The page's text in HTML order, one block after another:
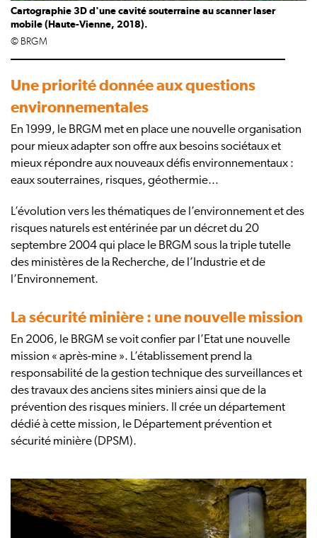
Cartographie 3D d'une cavité souterraine au scanner laser
mobile (Haute-Vienne, 2018).
© BRGM
Une priorité donnée aux questions
environnementales
En 1999, le BRGM met en place une nouvelle organisation
pour mieux adapter son offre aux besoins sociétaux et
mieux répondre aux nouveaux défis environnementaux :
eaux souterraines, risques, géothermie...
L’évolution vers les thématiques de l’environnement et des
risques naturels est entérinée par un décret du 20
septembre 2004 qui place le BRGM sous la triple tutelle
des ministères de la Recherche, de l’Industrie et de
l’Environnement.
La sécurité minière : une nouvelle mission
En 2006, le BRGM se voit confier par l’Etat une nouvelle
mission « après-mine ». L’établissement prend la
responsabilité de la gestion technique des surveillances et
des travaux des anciens sites miniers ainsi que de la
prévention des risques miniers. Il crée un département
dédié à cette mission, le Département prévention et
sécurité minière (DPSM).